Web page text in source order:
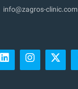
info@zagros-clinic.com